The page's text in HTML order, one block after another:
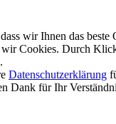
wir Ihnen das beste
Cookies. Durch
Datenschutzerklärung
Dank für Ihr